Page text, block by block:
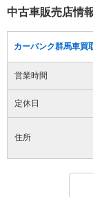
中古車販売店情
カーバンク群馬車買
営業時間
定休日
住所